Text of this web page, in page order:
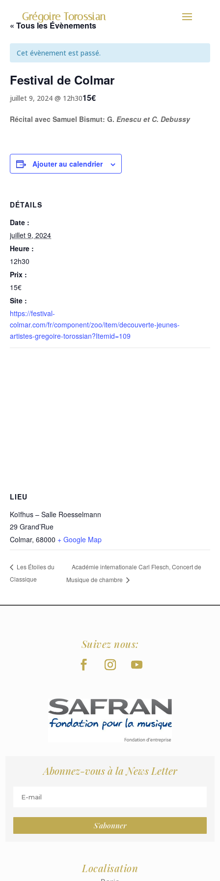
Grégoire Torossian
« Tous les Évènements
Cet évènement est passé.
Festival de Colmar
juillet 9, 2024 @ 12h3015€
Récital avec Samuel Bismut: G. Enescu et C. Debussy
Ajouter au calendrier
DÉTAILS
Date :
juillet 9, 2024
Heure :
12h30
Prix :
15€
Site :
https://festival-
colmar.com/fr/component/zoo/item/decouverte-jeunes-
artistes-gregoire-torossian?Itemid=109
LIEU
Koïfhus – Salle Roesselmann
29 Grand’Rue
Colmar, 68000 + Google Map
Les Étoiles du
Classique
Académie internationale Carl Flesch, Concert de
Musique de chambre
Suivez nous:
Abonnez-vous à la News Letter
S'abonner
Localisation